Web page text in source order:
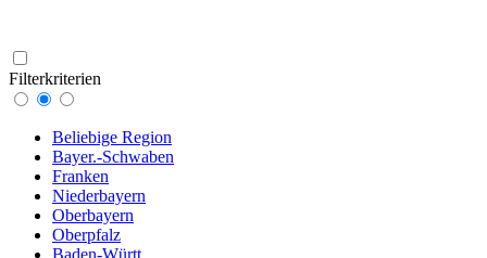
Filterkriterien
Beliebige Region
Bayer.-Schwaben
Franken
Niederbayern
Oberbayern
Oberpfalz
Baden-Württ.